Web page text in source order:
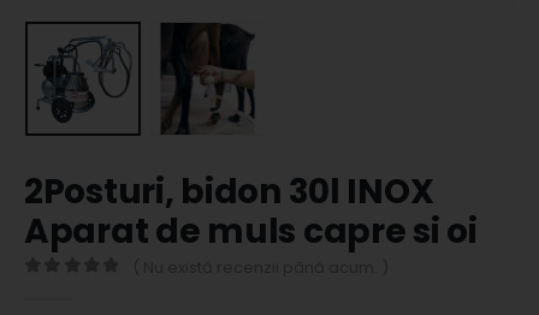
2Posturi, bidon 30l INOX
Aparat de muls capre si oi